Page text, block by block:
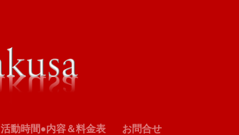
活動時間•内容＆料金表 お問合せ